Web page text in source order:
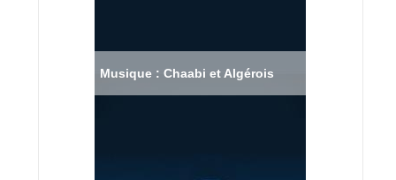
Musique : Chaabi et Algérois